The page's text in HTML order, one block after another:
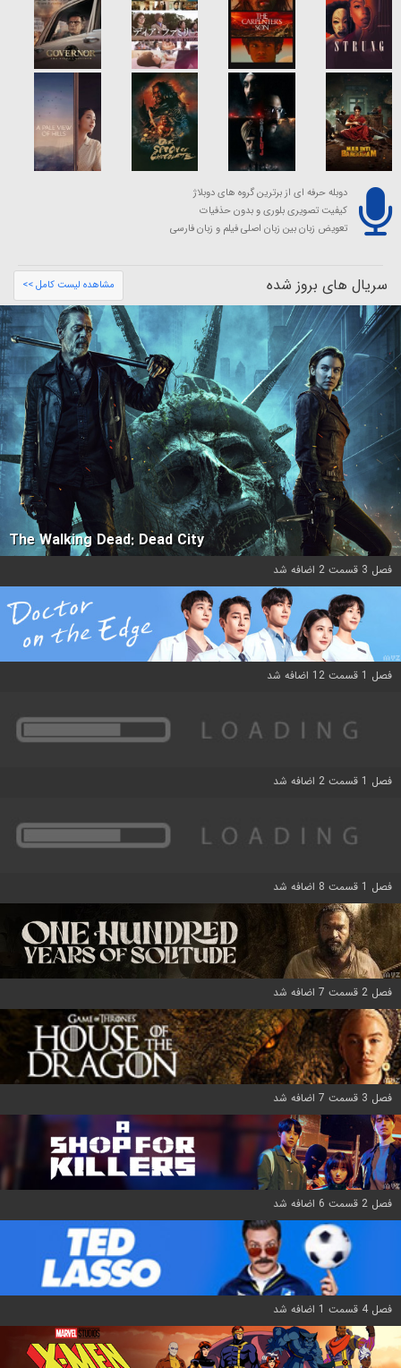
دوبله حرفه ای از برترین گروه های دوبلاژ
کیفیت تصویری بلوری و بدون حذفیات
تعویض زبان بین زبان اصلی فیلم و زبان فارسی
سریال های بروز شده مشاهده لیست کامل >>
The Walking Dead: Dead City
فصل 3 قسمت 2 اضافه شد
فصل 1 قسمت 12 اضافه شد
فصل 1 قسمت 2 اضافه شد
فصل 1 قسمت 8 اضافه شد
فصل 2 قسمت 7 اضافه شد
فصل 3 قسمت 7 اضافه شد
فصل 2 قسمت 6 اضافه شد
فصل 4 قسمت 1 اضافه شد